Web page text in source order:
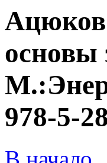
основы
978-5-